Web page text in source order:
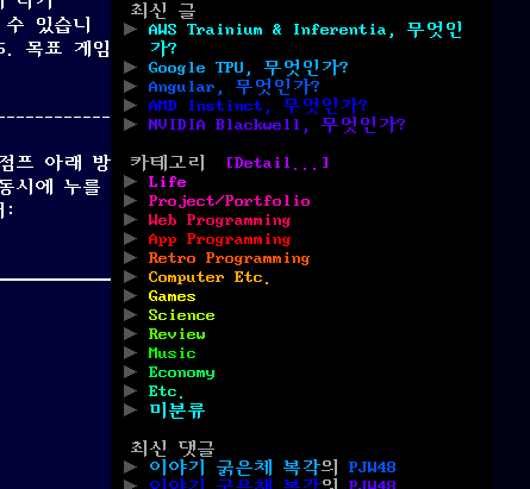
있습니
목표 게임
”
프 아래 방
시에 누를
:
”
최신 글
AWS Trainium & Inferentia, 무엇인
가?
Google TPU, 무엇인가?
Angular, 무엇인가?
AMD Instinct, 무엇인가?
NVIDIA Blackwell, 무엇인가?
카테고리
[Detail...]
Life
Project/Portfolio
Web Programming
App Programming
Retro Programming
Computer Etc.
Games
Science
Review
Music
Economy
Etc.
미분류
최신 댓글
이야기 굵은체 복각의 PJW48